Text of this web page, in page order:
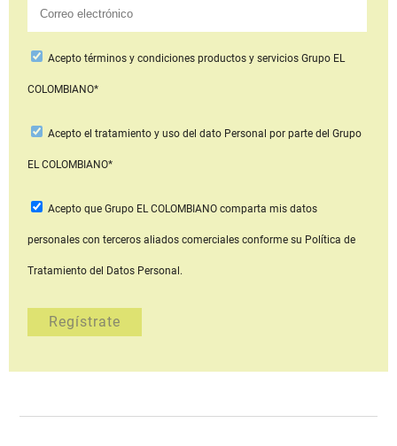
Aceptotérminos y condiciones productos y serviciosGrupo EL
COLOMBIANO*
Acepto el tratamiento y uso del dato Personal por parte del Grupo
EL COLOMBIANO*
Acepto que Grupo EL COLOMBIANOcomparta mis datos
personales con terceros aliados comerciales conforme su Política de
Tratamiento del Datos Personal.